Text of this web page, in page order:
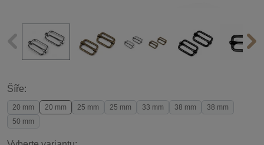
Šíře:
20 mm 20 mm 25 mm 25 mm 33 mm 38 mm
38 mm
50 mm